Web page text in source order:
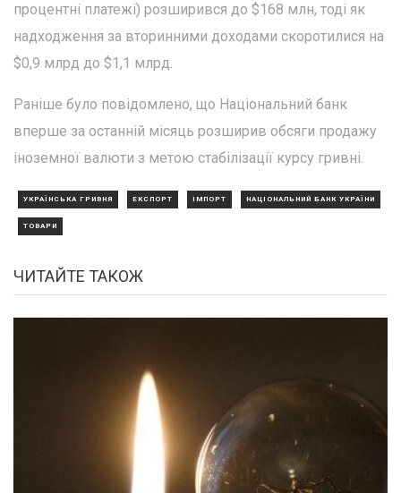
процентні платежі) розширився до $168 млн, тоді як
надходження за вторинними доходами скоротилися на
$0,9 млрд до $1,1 млрд.
Раніше було повідомлено, що Національний банк
вперше за останній місяць розширив обсяги продажу
іноземної валюти з метою стабілізації курсу гривні.
УКРАЇНСЬКА ГРИВНЯ ЕКСПОРТ ІМПОРТ НАЦІОНАЛЬНИЙ БАНК УКРАЇНИ
ТОВАРИ
ЧИТАЙТЕ ТАКОЖ